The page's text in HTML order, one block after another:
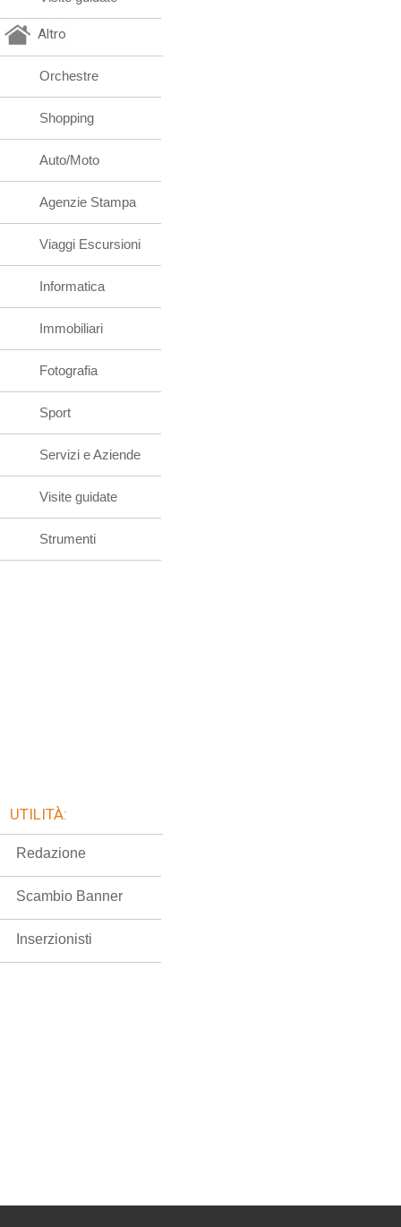
Altro
Orchestre
Shopping
Auto/Moto
Agenzie Stampa
Viaggi Escursioni
Informatica
Immobiliari
Fotografia
Sport
Servizi e Aziende
Visite guidate
Strumenti
UTILITÀ:
Redazione
Scambio Banner
Inserzionisti